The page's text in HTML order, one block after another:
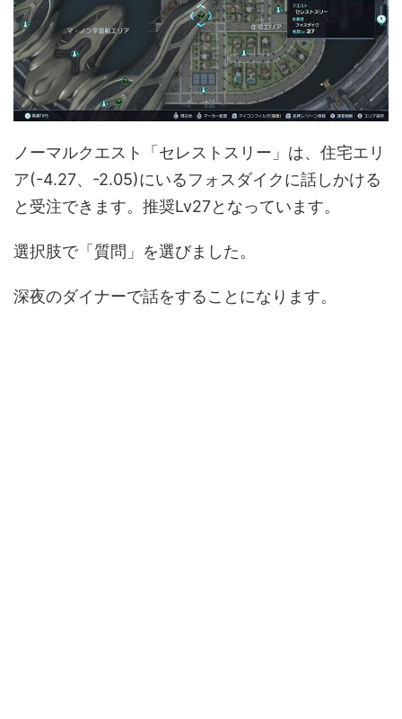
ノーマルクエスト「セレストスリー」は、住宅エリ
ア(-4.27、-2.05)にいるフォスダイクに話しかける
と受注できます。推奨Lv27となっています。
選択肢で「質問」を選びました。
深夜のダイナーで話をすることになります。